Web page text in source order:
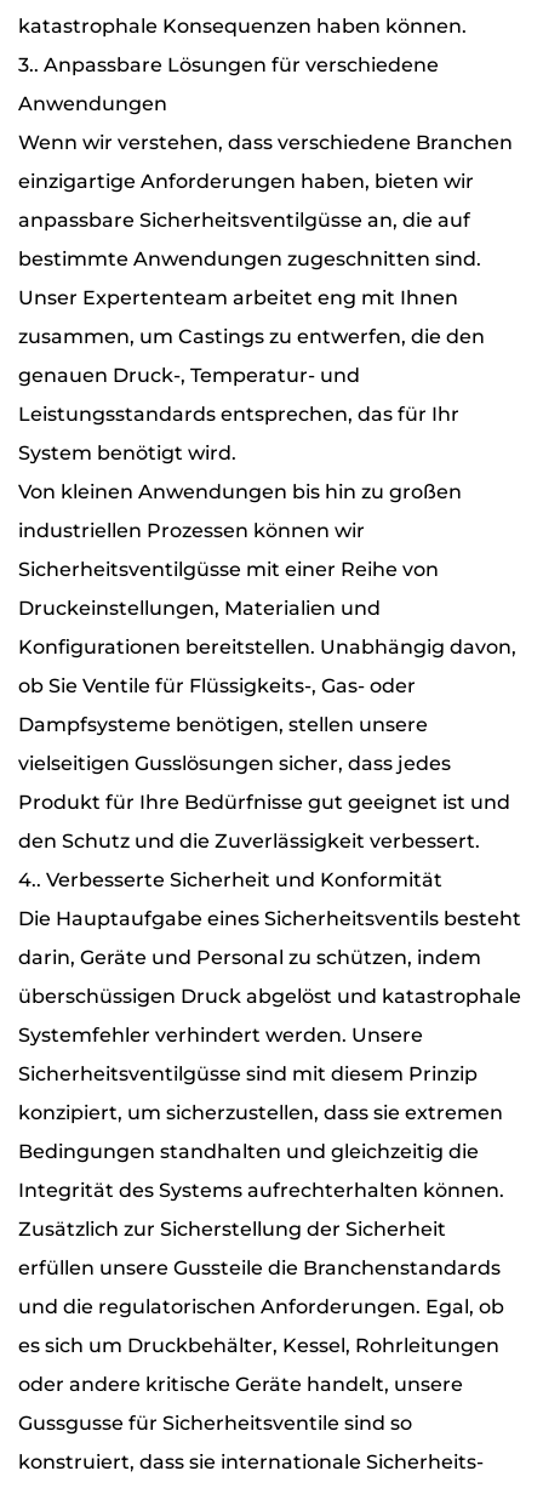
katastrophale Konsequenzen haben können.
3.. Anpassbare Lösungen für verschiedene
Anwendungen
Wenn wir verstehen, dass verschiedene Branchen
einzigartige Anforderungen haben, bieten wir
anpassbare Sicherheitsventilgüsse an, die auf
bestimmte Anwendungen zugeschnitten sind.
Unser Expertenteam arbeitet eng mit Ihnen
zusammen, um Castings zu entwerfen, die den
genauen Druck-, Temperatur- und
Leistungsstandards entsprechen, das für Ihr
System benötigt wird.
Von kleinen Anwendungen bis hin zu großen
industriellen Prozessen können wir
Sicherheitsventilgüsse mit einer Reihe von
Druckeinstellungen, Materialien und
Konfigurationen bereitstellen. Unabhängig davon,
ob Sie Ventile für Flüssigkeits-, Gas- oder
Dampfsysteme benötigen, stellen unsere
vielseitigen Gusslösungen sicher, dass jedes
Produkt für Ihre Bedürfnisse gut geeignet ist und
den Schutz und die Zuverlässigkeit verbessert.
4.. Verbesserte Sicherheit und Konformität
Die Hauptaufgabe eines Sicherheitsventils besteht
darin, Geräte und Personal zu schützen, indem
überschüssigen Druck abgelöst und katastrophale
Systemfehler verhindert werden. Unsere
Sicherheitsventilgüsse sind mit diesem Prinzip
konzipiert, um sicherzustellen, dass sie extremen
Bedingungen standhalten und gleichzeitig die
Integrität des Systems aufrechterhalten können.
Zusätzlich zur Sicherstellung der Sicherheit
erfüllen unsere Gussteile die Branchenstandards
und die regulatorischen Anforderungen. Egal, ob
es sich um Druckbehälter, Kessel, Rohrleitungen
oder andere kritische Geräte handelt, unsere
Gussgusse für Sicherheitsventile sind so
konstruiert, dass sie internationale Sicherheits-